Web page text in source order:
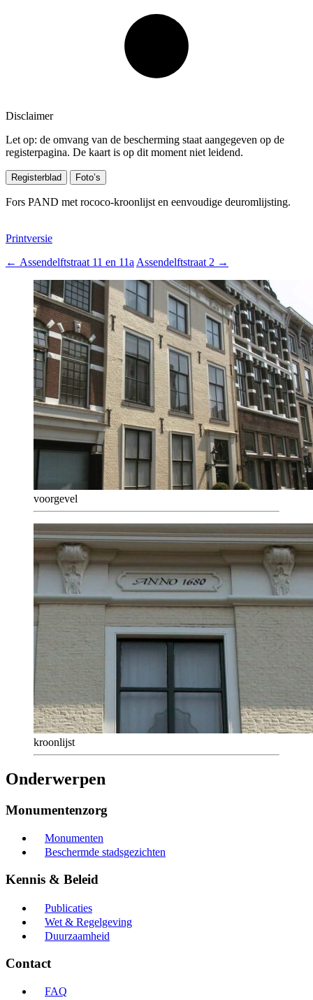
Disclaimer
Let op: de omvang van de bescherming staat aangegeven op de
registerpagina. De kaart is op dit moment niet leidend.
Registerblad Foto’s
Fors PAND met rococo-kroonlijst en eenvoudige deuromlijsting.
Printversie
← Assendelftstraat 11 en 11a Assendelftstraat 2 →
voorgevel
kroonlijst
Onderwerpen
Monumentenzorg
Monumenten
Beschermde stadsgezichten
Kennis & Beleid
Publicaties
Wet & Regelgeving
Duurzaamheid
Contact
FAQ